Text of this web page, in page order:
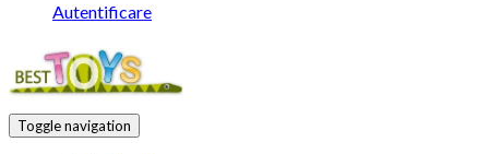
Autentificare
Toggle navigation